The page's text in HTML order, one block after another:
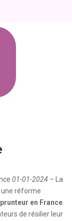
01-01-2024 – La
une réforme
en France.
de résilier leur